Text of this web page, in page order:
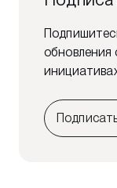
обновления